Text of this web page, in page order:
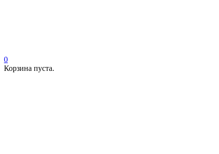
0
Корзина пуста.